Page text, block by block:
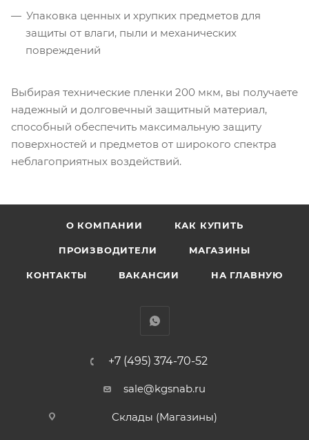
Упаковка ценных и хрупких предметов для
защиты от влаги, пыли и механических
повреждений
Выбирая технические пленки 200 мкм, вы получаете
надежный и долговечный защитный материал,
способный обеспечить максимальную защиту
поверхностей и предметов от широкого спектра
неблагоприятных воздействий.
О КОМПАНИИ КАК КУПИТЬ
ПРОИЗВОДИТЕЛИ МАГАЗИНЫ
КОНТАКТЫ ВАКАНСИИ НА ГЛАВНУЮ
+7 (495) 374-70-52
sale@kgsnab.ru
Склады (Магазины)